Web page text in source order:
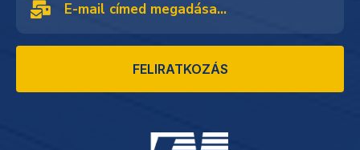
FELIRATKOZÁS